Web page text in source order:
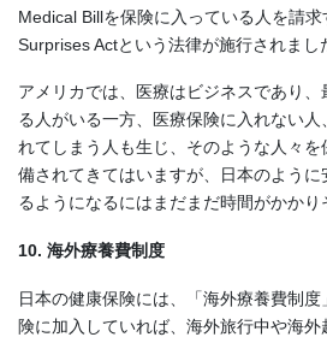
Medical Billを保険に入っている人を請
Surprises Actという法律が施行されまし
アメリカでは、医療はビジネスであり
る人がいる一方、医療保険に入れない人
れてしまう人も生じ、そのような人々
備されてきてはいますが、日本のよう
るようになるにはまだまだ時間がかかり
10. 海外療養費制度
日本の健康保険には、「海外療養費制
険に加入していれば、海外旅行中や海